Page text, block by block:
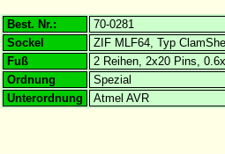
Best. Nr.:
70-0281
Sockel
ZIF MLF64, Typ
Fuß
2 Reihen, 2x20 Pins,
Ordnung
Spezial
Unterordnung
Atmel AVR